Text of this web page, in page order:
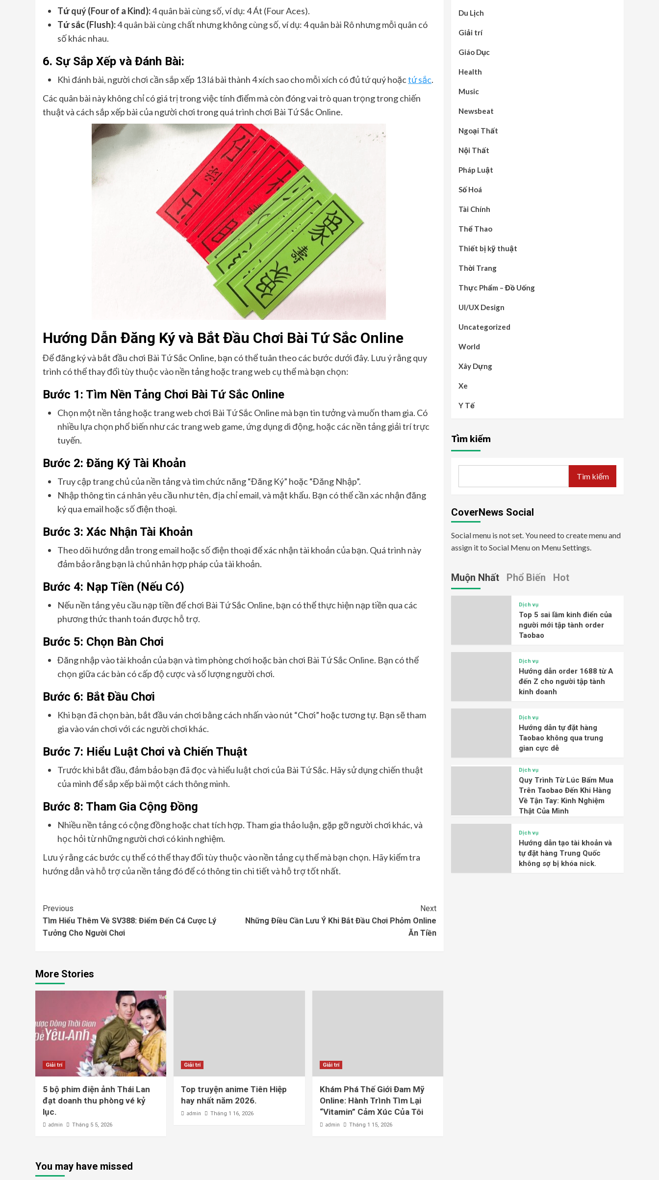
Tứ quý (Four of a Kind):4 quân bài cùng số, ví dụ: 4 Át (Four Aces).
Tứ sắc (Flush):4 quân bài cùng chất nhưng không cùng số, ví dụ: 4 quân bài Rô nhưng mỗi quân có
số khác nhau.
6. Sự Sắp Xếp và Đánh Bài:
Khi đánh bài, người chơi cần sắp xếp 13 lá bài thành 4 xích sao cho mỗi xích có đủ tứ quý hoặctứ sắc.
Các quân bài này không chỉ có giá trị trong việc tính điểm mà còn đóng vai trò quan trọng trong chiến
thuật và cách sắp xếp bài của người chơi trong quá trình chơi Bài Tứ Sắc Online.
Hướng Dẫn Đăng Ký và Bắt Đầu Chơi Bài Tứ Sắc Online
Để đăng ký và bắt đầu chơi Bài Tứ Sắc Online, bạn có thể tuân theo các bước dưới đây. Lưu ý rằng quy
trình có thể thay đổi tùy thuộc vào nền tảng hoặc trang web cụ thể mà bạn chọn:
Bước 1: Tìm Nền Tảng Chơi Bài Tứ Sắc Online
Chọn một nền tảng hoặc trang web chơi Bài Tứ Sắc Online mà bạn tin tưởng và muốn tham gia. Có
nhiều lựa chọn phổ biến như các trang web game, ứng dụng di động, hoặc các nền tảng giải trí trực
tuyến.
Bước 2: Đăng Ký Tài Khoản
Truy cập trang chủ của nền tảng và tìm chức năng “Đăng Ký” hoặc “Đăng Nhập”.
Nhập thông tin cá nhân yêu cầu như tên, địa chỉ email, và mật khẩu. Bạn có thể cần xác nhận đăng
ký qua email hoặc số điện thoại.
Bước 3: Xác Nhận Tài Khoản
Theo dõi hướng dẫn trong email hoặc số điện thoại để xác nhận tài khoản của bạn. Quá trình này
đảm bảo rằng bạn là chủ nhân hợp pháp của tài khoản.
Bước 4: Nạp Tiền (Nếu Có)
Nếu nền tảng yêu cầu nạp tiền để chơi Bài Tứ Sắc Online, bạn có thể thực hiện nạp tiền qua các
phương thức thanh toán được hỗ trợ.
Bước 5: Chọn Bàn Chơi
Đăng nhập vào tài khoản của bạn và tìm phòng chơi hoặc bàn chơi Bài Tứ Sắc Online. Bạn có thể
chọn giữa các bàn có cấp độ cược và số lượng người chơi.
Bước 6: Bắt Đầu Chơi
Khi bạn đã chọn bàn, bắt đầu ván chơi bằng cách nhấn vào nút “Chơi” hoặc tương tự. Bạn sẽ tham
gia vào ván chơi với các người chơi khác.
Bước 7: Hiểu Luật Chơi và Chiến Thuật
Trước khi bắt đầu, đảm bảo bạn đã đọc và hiểu luật chơi của Bài Tứ Sắc. Hãy sử dụng chiến thuật
của mình để sắp xếp bài một cách thông minh.
Bước 8: Tham Gia Cộng Đồng
Nhiều nền tảng có cộng đồng hoặc chat tích hợp. Tham gia thảo luận, gặp gỡ người chơi khác, và
học hỏi từ những người chơi có kinh nghiệm.
Lưu ý rằng các bước cụ thể có thể thay đổi tùy thuộc vào nền tảng cụ thể mà bạn chọn. Hãy kiểm tra
hướng dẫn và hỗ trợ của nền tảng đó để có thông tin chi tiết và hỗ trợ tốt nhất.
Continue
Reading
Previous
Tìm Hiểu Thêm Về SV388: Điểm Đến Cá Cược Lý
Tưởng Cho Người Chơi
Next
Những Điều Cần Lưu Ý Khi Bắt Đầu Chơi Phỏm Online
Ăn Tiền
More Stories
Giải trí
5 bộ phim điện ảnh Thái Lan
đạt doanh thu phòng vé kỷ
lục.
admin Tháng 5 5, 2026
Giải trí
Top truyện anime Tiên Hiệp
hay nhất năm 2026.
admin Tháng 1 16, 2026
Giải trí
Khám Phá Thế Giới Đam Mỹ
Online: Hành Trình Tìm Lại
“Vitamin” Cảm Xúc Của Tôi
admin Tháng 1 15, 2026
Du Lịch
Giải trí
Giáo Dục
Health
Music
Newsbeat
Ngoại Thất
Nội Thất
Pháp Luật
Số Hoá
Tài Chính
Thể Thao
Thiết bị kỹ thuật
Thời Trang
Thực Phẩm – Đồ Uống
UI/UX Design
Uncategorized
World
Xây Dựng
Xe
Y Tế
Tìm kiếm
Tìm kiếm
CoverNews Social
Social menu is not set. You need to create menu and
assign it to Social Menu on Menu Settings.
Muộn Nhất Phổ Biến Hot
Dịch vụ
Top 5 sai lầm kinh điển của
người mới tập tành order
Taobao
Dịch vụ
Hướng dẫn order 1688 từ A
đến Z cho người tập tành
kinh doanh
Dịch vụ
Hướng dẫn tự đặt hàng
Taobao không qua trung
gian cực dễ
Dịch vụ
Quy Trình Từ Lúc Bấm Mua
Trên Taobao Đến Khi Hàng
Về Tận Tay: Kinh Nghiệm
Thật Của Mình
Dịch vụ
Hướng dẫn tạo tài khoản và
tự đặt hàng Trung Quốc
không sợ bị khóa nick.
You may have missed